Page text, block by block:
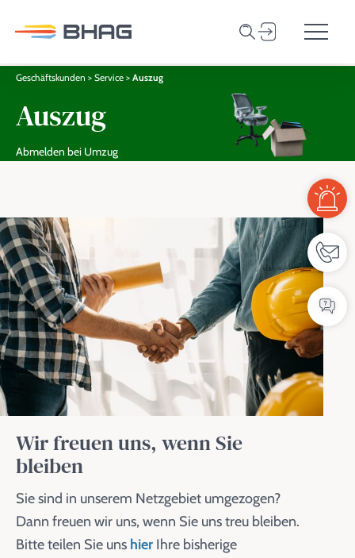
Zum Inhalt springen
SucheOnline-Service-
Privatkunden
Geschäftskunden
Netzbetrieb
Karriere
Geschäftskunden > Service > Auszug
Auszug
Abmelden bei Umzug
Wir freuen uns, wenn Sie
bleiben
Sie sind in unserem Netzgebiet umgezogen?
Dann freuen wir uns, wenn Sie uns treu bleiben.
Bitte teilen Sie uns hier Ihre bisherige